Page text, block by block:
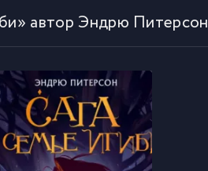
автор Эндрю Питерсон